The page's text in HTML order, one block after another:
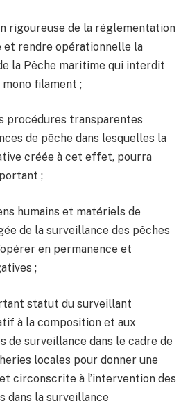
rigoureuse de la réglementation
et rendre opérationnelle la
la Pêche maritime qui interdit
filament ;
procédures transparentes
de pêche dans lesquelles la
créée à cet effet, pourra
;
humains et matériels de
de la surveillance des pêches
en permanence et
;
statut du surveillant
à la composition et aux
de surveillance dans le cadre de
locales pour donner une
circonscrite à l’intervention des
dans la surveillance